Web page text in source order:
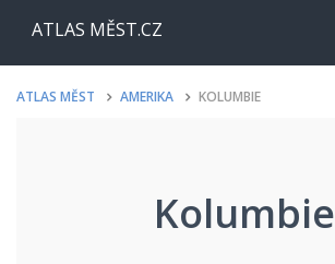
ATLAS MĚST.CZ
ATLAS MĚST AMERIKA KOLUMBIE
Kolumbie